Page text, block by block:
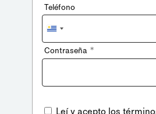
Teléfono
Uruguay
+598
Contraseña *
Leí y acepto los